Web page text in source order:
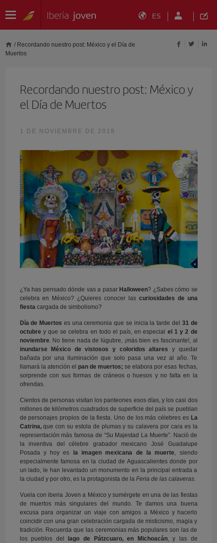
ES
/ Recordando nuestro post: México y el Día de
Muertos
Recordando nuestro post: México y
el Día de Muertos
1 DE NOVIEMBRE DE 2018
¿Ya has pensado dónde vas a pasar Halloween? ¿Sabes cómo se
celebra en México? ¿Quieres conocer las curiosidades de una
fiesta cargada de simbolismo?
Día de Muertos es una ceremonia que se inicia la tarde del 31 de
octubre y que se celebra en todo el país, en especial el 1 y 2 de
noviembre. No tiene nada de lúgubre, ¡más bien es fascinante!, al
inundarse México de vistosos y coloridos altares y quedar
bañada por una iluminación que solo pasa una vez al año. Te
llamará la atención el pan de muertos;se elabora por esas fechas,
sorprende con sus formas de cráneos o huesos y no falta en la
ofrendas.
Cientos de personas visitan los panteones esos días, y los casi dos
millones de kilómetros cuadrados de superficie del país se pueblan
de personajes propios de la fiesta. Uno de los más célebres es La
Catrina,que con su estola de plumas y su calavera por cara es la
representación más famosa de “Su Majestad La Muerte”. Nació de
la inventiva del célebre grabador mexicano José Guadalupe
Posada y hoy es la imagen mexicana de la muerte, siendo
especialmente famosa en la ciudad de Aguascalientes donde por
un lado, le han levantado un monumento en la principal entrada a
la ciudad y por otro, es la protagonista de la Feria de las calaveras.
Vuela con iberia Joven a México y sumérgete en una de las fiestas
de muertos más singulares del mundo. Te damos una buena
excusa para organizar un viaje con amigos a México y hacerlo
coincidir con una gran celebración cargada de misticismo, magia y
tradición. Recuerda que las ceremonias más populares son las de
los pueblos del lago de Pátzcuaro, en Michoacán, y las de